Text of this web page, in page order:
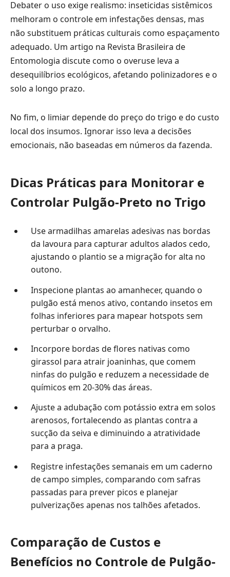
Debater o uso exige realismo: inseticidas sistêmicos
melhoram o controle em infestações densas, mas
não substituem práticas culturais como espaçamento
adequado. Um artigo na Revista Brasileira de
Entomologia discute como o overuse leva a
desequilíbrios ecológicos, afetando polinizadores e o
solo a longo prazo.
No fim, o limiar depende do preço do trigo e do custo
local dos insumos. Ignorar isso leva a decisões
emocionais, não baseadas em números da fazenda.
Dicas Práticas para Monitorar e
Controlar Pulgão-Preto no Trigo
Use armadilhas amarelas adesivas nas bordas
da lavoura para capturar adultos alados cedo,
ajustando o plantio se a migração for alta no
outono.
Inspecione plantas ao amanhecer, quando o
pulgão está menos ativo, contando insetos em
folhas inferiores para mapear hotspots sem
perturbar o orvalho.
Incorpore bordas de flores nativas como
girassol para atrair joaninhas, que comem
ninfas do pulgão e reduzem a necessidade de
químicos em 20-30% das áreas.
Ajuste a adubação com potássio extra em solos
arenosos, fortalecendo as plantas contra a
sucção da seiva e diminuindo a atratividade
para a praga.
Registre infestações semanais em um caderno
de campo simples, comparando com safras
passadas para prever picos e planejar
pulverizações apenas nos talhões afetados.
Comparação de Custos e
Benefícios no Controle de Pulgão-